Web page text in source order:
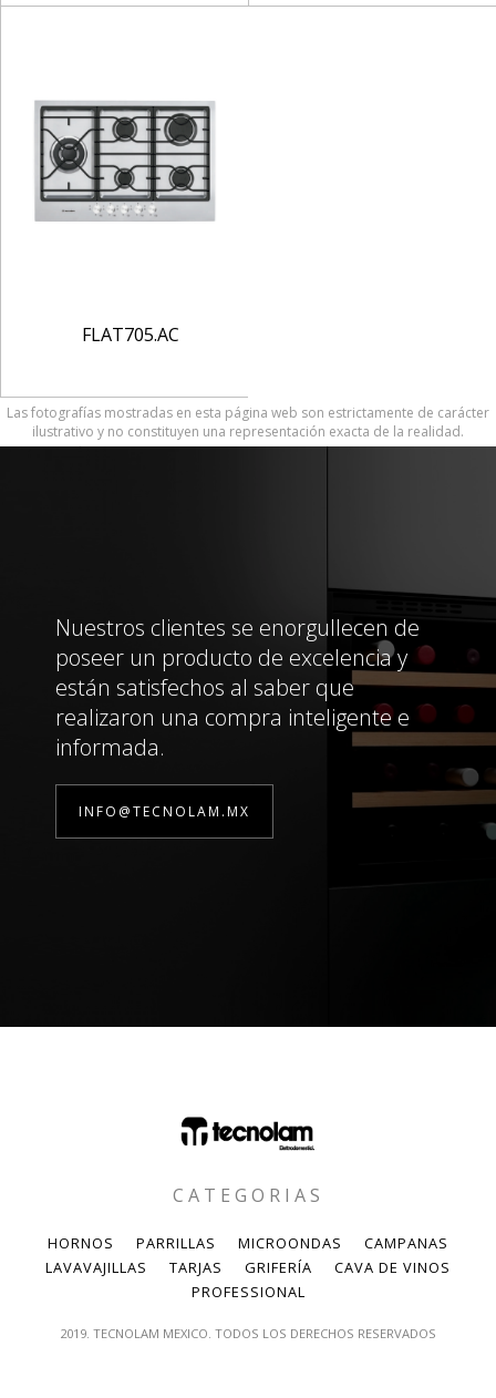
FLAT705.AC
Las fotografías mostradas en esta página web son estrictamente de carácter
ilustrativo y no constituyen una representación exacta de la realidad.
Nuestros clientes se enorgullecen de
poseer un producto de excelencia y
están satisfechos al saber que
realizaron una compra inteligente e
informada.
INFO@TECNOLAM.MX
CATEGORIAS
HORNOS PARRILLAS MICROONDAS
CAMPANAS
LAVAVAJILLAS
TARJAS GRIFERÍA
CAVA DE VINOS
PROFESSIONAL
2019. TECNOLAM MEXICO. TODOS LOS DERECHOS RESERVADOS